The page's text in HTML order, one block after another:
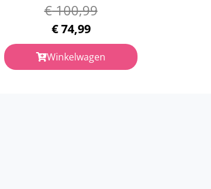
€100,99
€74,99
Winkelwagen